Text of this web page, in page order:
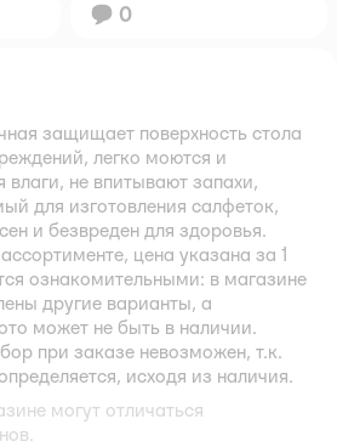
Вопросов:
0
защищает поверхность стола
легко моются и
не впитывают запахи,
для изготовления салфеток,
и безвреден для здоровья.
цена указана за 1
ознакомительными: в магазине
другие варианты, а
может не быть в наличии.
при заказе невозможен, т.к.
исходя из наличия.
могут отличаться